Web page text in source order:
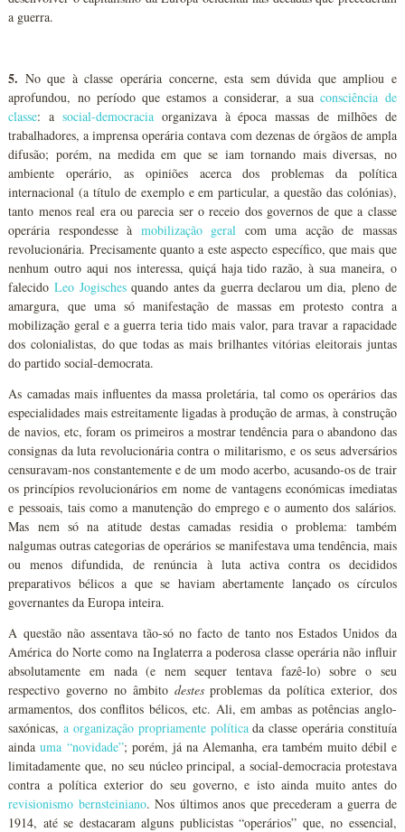
a guerra.
5. No que à classe operária concerne, esta sem dúvida que ampliou e
aprofundou, no período que estamos a considerar, a suaconsciência de
classe: asocial-democracia organizava à época massas de milhões de
trabalhadores, a imprensa operária contava com dezenas de órgãos de ampla
difusão; porém, na medida em que se iam tornando mais diversas, no
ambiente operário, as opiniões acerca dos problemas da política
internacional (a título de exemplo e em particular, a questão das colónias),
tanto menos real era ou parecia ser o receio dos governos de que a classe
operária respondesse à mobilização geral com uma acção de massas
revolucionária. Precisamente quanto a este aspecto específico, que mais que
nenhum outro aqui nos interessa, quiçá haja tido razão, à sua maneira, o
falecidoLeo Jogischesquando antes da guerra declarou um dia, pleno de
amargura, que uma só manifestação de massas em protesto contra a
mobilização geral e a guerra teria tido mais valor, para travar a rapacidade
dos colonialistas, do que todas as mais brilhantes vitórias eleitorais juntas
do partido social-democrata.
As camadas mais influentes da massa proletária, tal como os operários das
especialidades mais estreitamente ligadas à produção de armas, à construção
de navios, etc, foram os primeiros a mostrar tendência para o abandono das
consignas da luta revolucionária contra o militarismo, e os seus adversários
censuravam-nos constantemente e de um modo acerbo, acusando-os de trair
os princípios revolucionários em nome de vantagens económicas imediatas
e pessoais, tais como a manutenção do emprego e o aumento dos salários.
Mas nem só na atitude destas camadas residia o problema: também
nalgumas outras categorias de operários se manifestava uma tendência, mais
ou menos difundida, de renúncia à luta activa contra os decididos
preparativos bélicos a que se haviam abertamente lançado os círculos
governantes da Europa inteira.
A questão não assentava tão-só no facto de tanto nos Estados Unidos da
América do Norte como na Inglaterra a poderosa classe operária não influir
absolutamente em nada (e nem sequer tentava fazê-lo) sobre o seu
respectivo governo no âmbito destesproblemas da política exterior, dos
armamentos, dos conflitos bélicos, etc. Ali, em ambas as potências anglo-
saxónicas,a organização propriamente políticada classe operária constituía
aindauma “novidade”; porém, já na Alemanha, era também muito débil e
limitadamente que, no seu núcleo principal, a social-democracia protestava
contra a política exterior do seu governo, e isto ainda muito antes do
revisionismo bernsteiniano. Nos últimos anos que precederam a guerra de
1914, até se destacaram alguns publicistas “operários” que, no essencial,